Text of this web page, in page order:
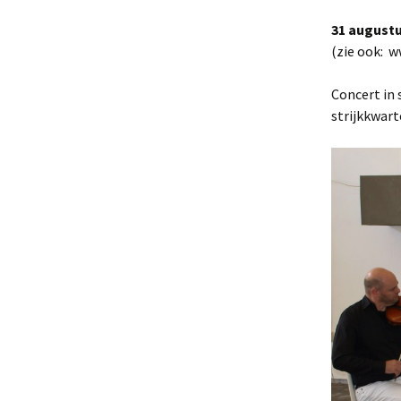
31
(zie ook:
Concert in